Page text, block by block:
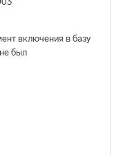
включения в базу
был